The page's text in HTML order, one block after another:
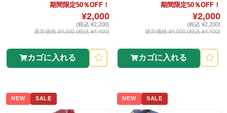
期間限定50％OFF！
¥2,000
(税込 ¥2,200)
通常価格 ¥4,000 (税込 ¥4,400)
カゴに入れる
期間限定50％OFF！
¥2,000
(税込 ¥2,200)
通常価格 ¥4,000 (税込 ¥4,400)
カゴに入れる
NEW SALE NEW SALE